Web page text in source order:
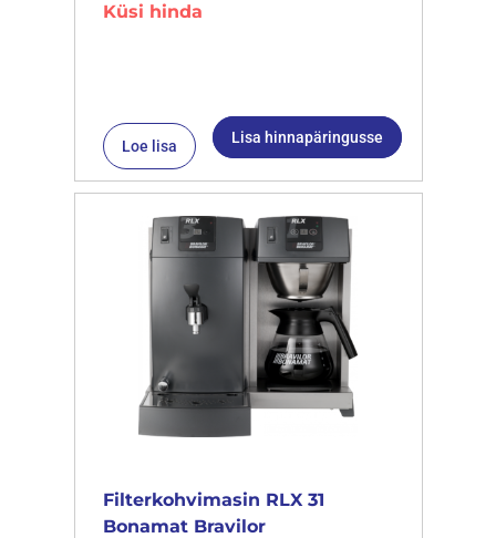
Küsi hinda
Loe lisa Lisa hinnapäringusse
Filterkohvimasin RLX 31
Bonamat Bravilor